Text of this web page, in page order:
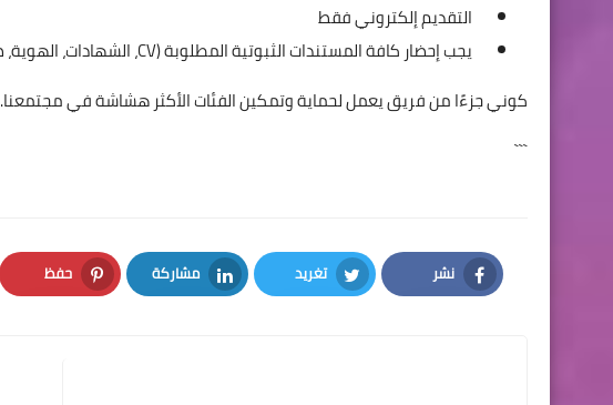
التقديم إلكتروني فقط
يجب إحضار كافة المستندات الثبوتية المطلوبة (CV، الشهادات، الهوية، صور...) عند الترشيح للمقابلة
كوني جزءًا من فريق يعمل لحماية وتمكين الفئات الأكثر هشاشة في مجتمعنا.
```
نشر
Facebook
تغريد
Twitter
مشاركة
LinkedIn
حفظ
Pinterest